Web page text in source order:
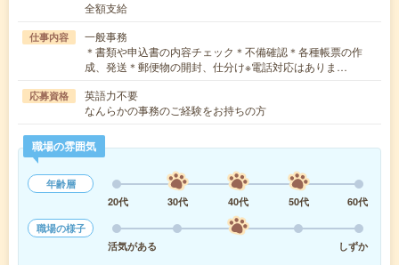
全額支給
仕事内容
一般事務
＊書類や申込書の内容チェック＊不備確認＊各種帳票の作
成、発送＊郵便物の開封、仕分け※電話対応はありま…
応募資格
英語力不要
なんらかの事務のご経験をお持ちの方
職場の雰囲気
年齢層
20代
30代 40代 50代
60代
職場の様子
活気がある
しずか